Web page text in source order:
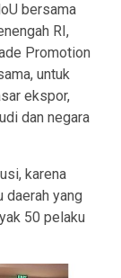
bersama
RI,
Promotion
untuk
ekspor,
dan negara
karena
daerah yang
50 pelaku